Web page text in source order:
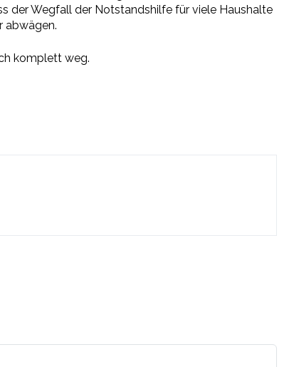
der Wegfall der Notstandshilfe für viele Haushalte
abwägen.
komplett weg.